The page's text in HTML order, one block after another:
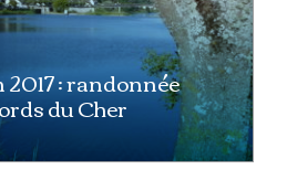
: randonnée
du Cher